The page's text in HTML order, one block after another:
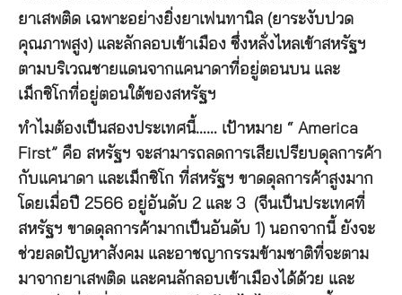
ยาเสพติด เฉพาะอย่างยิ่งยาเฟนทานิล (ยาระงับปวด
คุณภาพสูง) และลักลอบเข้าเมือง ซึ่งหลั่งไหลเข้าสหรัฐฯ
ตามบริเวณชายแดนจากแคนาดาที่อยู่ตอนบน และ
เม็กซิโกที่อยู่ตอนใต้ของสหรัฐฯ
ทำไมต้องเป็นสองประเทศนี้…… เป้าหมาย “ America
First” คือ สหรัฐฯ จะสามารถลดการเสียเปรียบดุลการค้า
กับแคนาดา และเม็กซิโก ที่สหรัฐฯ ขาดดุลการค้าสูงมาก
โดยเมื่อปี 2566 อยู่อันดับ 2 และ 3 (จีนเป็นประเทศที่
สหรัฐฯ ขาดดุลการค้ามากเป็นอันดับ 1) นอกจากนี้ ยังจะ
ช่วยลดปัญหาสังคม และอาชญากรรมข้ามชาติที่จะตาม
มาจากยาเสพติด และคนลักลอบเข้าเมืองได้ด้วย และ